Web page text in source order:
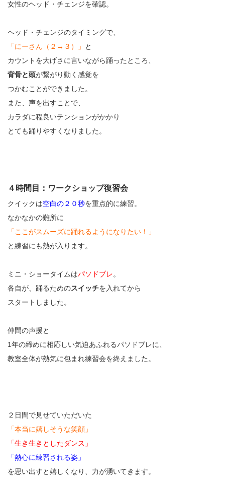
女性のヘッド・チェンジを確認。
ヘッド・チェンジのタイミングで、
「にーさん（２→３）」
と
カウントを大げさに言いながら踊ったところ、
背骨と頭が繋がり動く感覚を
つかむことができました。
また、声を出すことで、
カラダに程良いテンションがかかり
とても踊りやすくなりました。
４時間目：ワークショップ復習会
クイックは空白の２０秒を重点的に練習。
なかなかの難所に
「ここがスムーズに踊れるようになりたい！」
と練習にも熱が入ります。
ミニ・ショータイムはパソドブレ。
各自が、踊るためのスイッチを入れてから
スタートしました。
仲間の声援と
1年の締めに相応しい気迫あふれるパソドブレに、
教室全体が熱気に包まれ練習会を終えました。
２日間で見せていただいた
「本当に嬉しそうな笑顔」
「生き生きとしたダンス」
「熱心に練習される姿」
を思い出すと嬉しくなり、力が湧いてきます。